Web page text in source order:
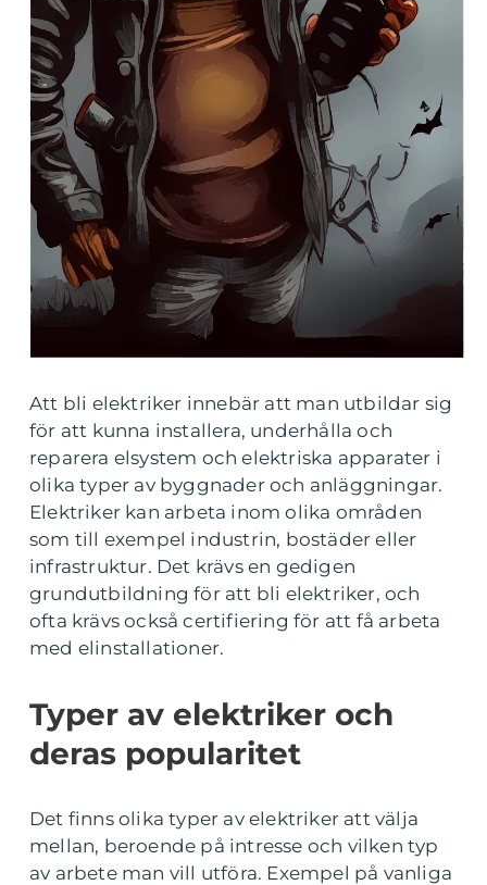
Att bli elektriker innebär att man utbildar sig
för att kunna installera, underhålla och
reparera elsystem och elektriska apparater i
olika typer av byggnader och anläggningar.
Elektriker kan arbeta inom olika områden
som till exempel industrin, bostäder eller
infrastruktur. Det krävs en gedigen
grundutbildning för att bli elektriker, och
ofta krävs också certifiering för att få arbeta
med elinstallationer.
Typer av elektriker och
deras popularitet
Det finns olika typer av elektriker att välja
mellan, beroende på intresse och vilken typ
av arbete man vill utföra. Exempel på vanliga